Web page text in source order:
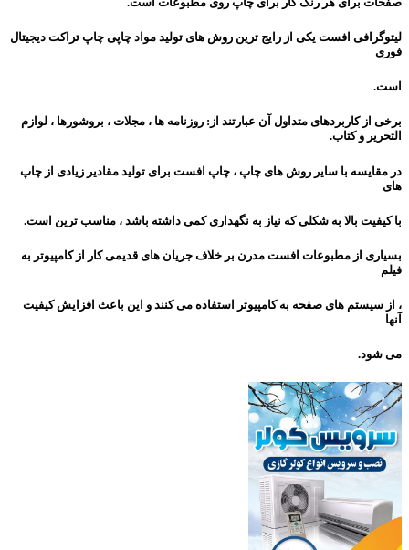
لیتوگرافی افست یکی از رایج ترین روش های تولید مواد چاپی چاپ تراکت دیجیتال
فوری
است.
برخی از کاربردهای متداول آن عبارتند از: روزنامه ها ، مجلات ، بروشورها ، لوازم
التحریر و کتاب.
در مقایسه با سایر روش های چاپ ، چاپ افست برای تولید مقادیر زیادی از چاپ
های
با کیفیت بالا به شکلی که نیاز به نگهداری کمی داشته باشد ، مناسب ترین است.
بسیاری از مطبوعات افست مدرن بر خلاف جریان های قدیمی کار از کامپیوتر به
فیلم
، از سیستم های صفحه به کامپیوتر استفاده می کنند و این باعث افزایش کیفیت
آنها
می شود.